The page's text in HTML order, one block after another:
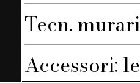
Tecn.
Accessori: